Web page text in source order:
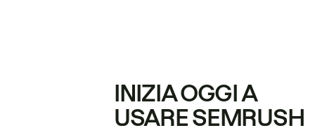
INIZIA OGGI A
USARE SEMRUSH